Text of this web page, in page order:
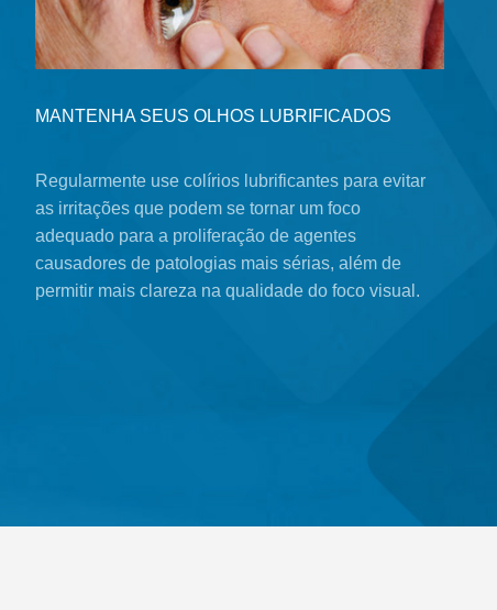
MANTENHA SEUS OLHOS LUBRIFICADOS
Regularmente use colírios lubrificantes para evitar
as irritações que podem se tornar um foco
adequado para a proliferação de agentes
causadores de patologias mais sérias, além de
permitir mais clareza na qualidade do foco visual.